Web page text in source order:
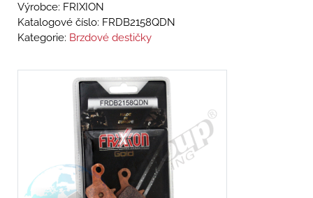
Výrobce: FRIXION
Katalogové číslo: FRDB2158QDN
Kategorie: Brzdové destičky